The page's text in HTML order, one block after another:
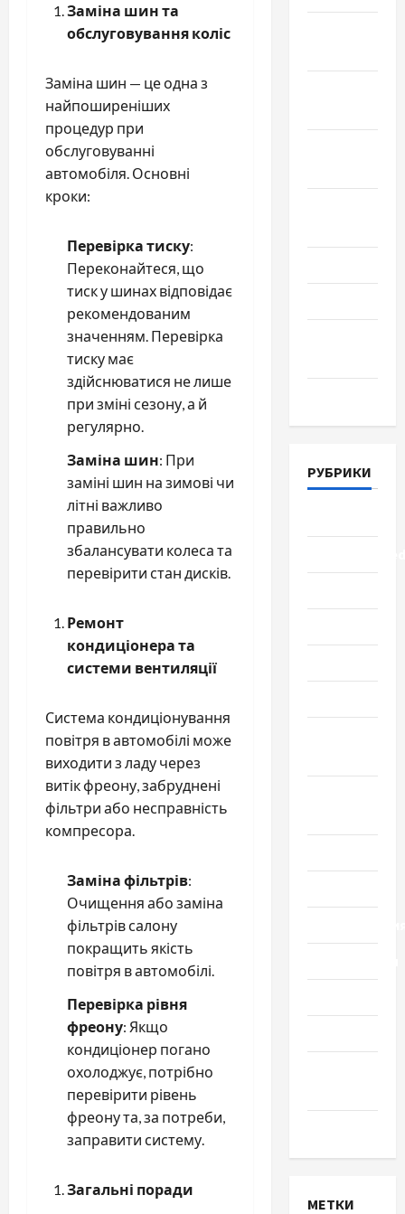
Заміна шин та
обслуговування коліс
Заміна шин — це одна з
найпоширеніших
процедур при
обслуговуванні
автомобіля. Основні
кроки:
Перевірка тиску:
Переконайтеся, що
тиск у шинах відповідає
рекомендованим
значенням. Перевірка
тиску має
здійснюватися не лише
при зміні сезону, а й
регулярно.
Заміна шин: При
заміні шин на зимові чи
літні важливо
правильно
збалансувати колеса та
перевірити стан дисків.
Ремонт
кондиціонера та
системи вентиляції
Система кондиціонування
повітря в автомобілі може
виходити з ладу через
витік фреону, забруднені
фільтри або несправність
компресора.
Заміна фільтрів:
Очищення або заміна
фільтрів салону
покращить якість
повітря в автомобілі.
Перевірка рівня
фреону: Якщо
кондиціонер погано
охолоджує, потрібно
перевірити рівень
фреону та, за потреби,
заправити систему.
Загальні поради
РУБРИКИ
МЕТКИ